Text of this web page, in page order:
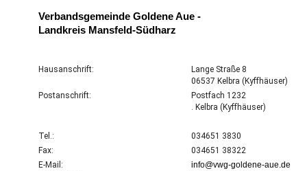
Verbandsgemeinde Goldene Aue -
Landkreis Mansfeld-Südharz
Hausanschrift:
Lange Straße 8
06537 Kelbra (Kyffhäuser)
Postanschrift:
Postfach 1232
. Kelbra (Kyffhäuser)
Tel.:
034651 3830
Fax:
034651 38322
E-Mail:
info@vwg-goldene-aue.de